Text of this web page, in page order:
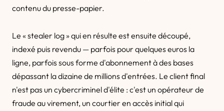
contenu du presse-papier.
Le « stealer log » qui en résulte est ensuite découpé,
indexé puis revendu — parfois pour quelques euros la
ligne, parfois sous forme d'abonnement à des bases
dépassant la dizaine de millions d'entrées. Le client final
n'est pas un cybercriminel d'élite : c'est un opérateur de
fraude au virement, un courtier en accès initial qui